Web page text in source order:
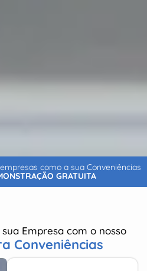
como a sua Conveniências
GRATUITA
Empresa com o nosso
Conveniências